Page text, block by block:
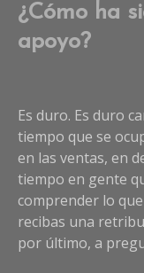
¿Cómo ha
apoyo?
Es duro. Es duro
tiempo que se
en las ventas, en
tiempo en gente
comprender lo
recibas una
por último, a